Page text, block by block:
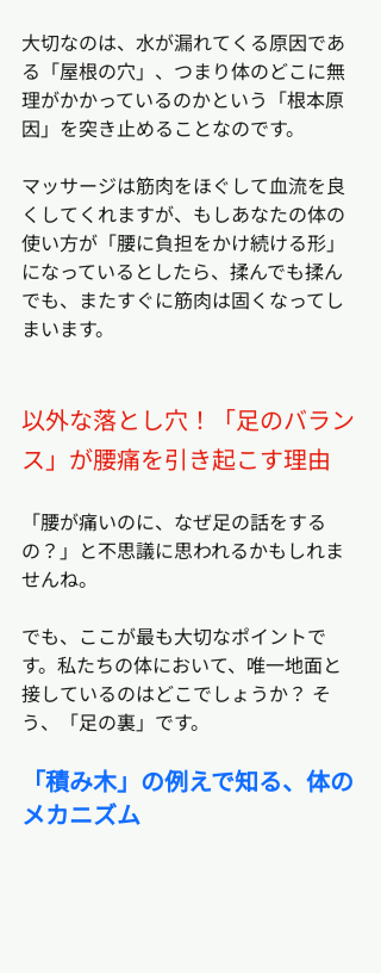
大切なのは、水が漏れてくる原因であ
る「屋根の穴」、つまり体のどこに無
理がかかっているのかという「根本原
因」を突き止めることなのです。
マッサージは筋肉をほぐして血流を良
くしてくれますが、もしあなたの体の
使い方が「腰に負担をかけ続ける形」
になっているとしたら、揉んでも揉ん
でも、またすぐに筋肉は固くなってし
まいます。
以外な落とし穴！「足のバラン
ス」が腰痛を引き起こす理由
「腰が痛いのに、なぜ足の話をする
の？」と不思議に思われるかもしれま
せんね。
でも、ここが最も大切なポイントで
す。私たちの体において、唯一地面と
接しているのはどこでしょうか？ そ
う、「足の裏」です。
「積み木」の例えで知る、体の
メカニズム